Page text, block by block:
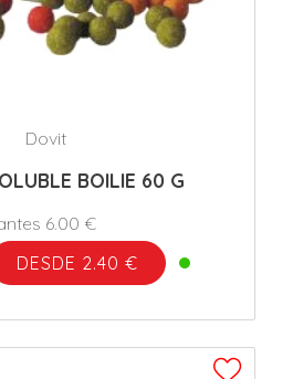
Dovit
BOILIE 60 G
6.00 €
DESDE 2.40 €